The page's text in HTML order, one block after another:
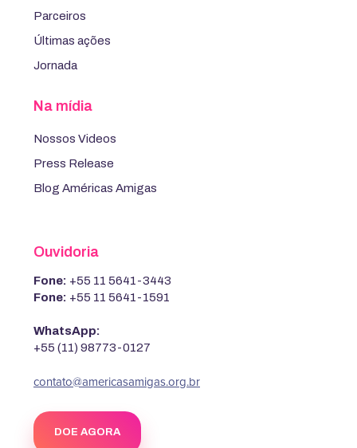
Parceiros
Últimas ações
Jornada
Na mídia
Nossos Videos
Press Release
Blog Américas Amigas
Ouvidoria
Fone: +55 11 5641-3443
Fone: +55 11 5641-1591
WhatsApp:
+55 (11) 98773-0127
contato@americasamigas.org.br
DOE AGORA